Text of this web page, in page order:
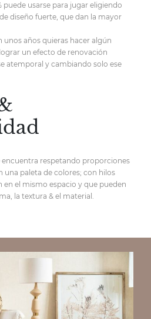
puede usarse para jugar eligiendo
diseño fuerte, que dan la mayor
unos años quieras hacer algún
un efecto de renovación
atemporal y cambiando solo ese
encuentra respetando proporciones
una paleta de colores; con hilos
el mismo espacio y que pueden
la textura & el material.